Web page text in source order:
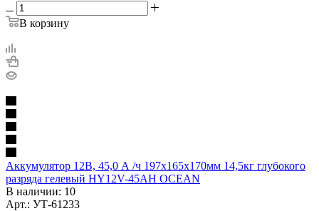
В корзину
Аккумулятор 12В, 45,0 А /ч 197х165х170мм 14,5кг глубокого
разряда гелевый HY12V-45AH OCEAN
В наличии: 10
Арт.: УТ-61233